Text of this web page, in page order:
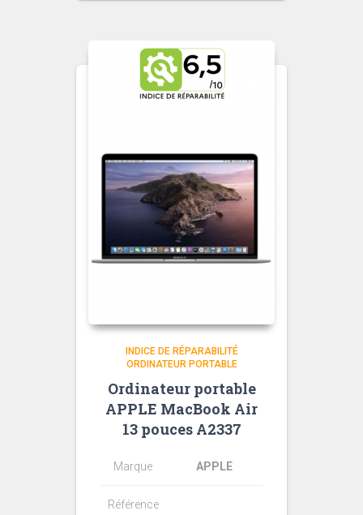
INDICE DE RÉPARABILITÉ
ORDINATEUR PORTABLE
Ordinateur portable
APPLE MacBook Air
13 pouces A2337
Marque APPLE
Référence